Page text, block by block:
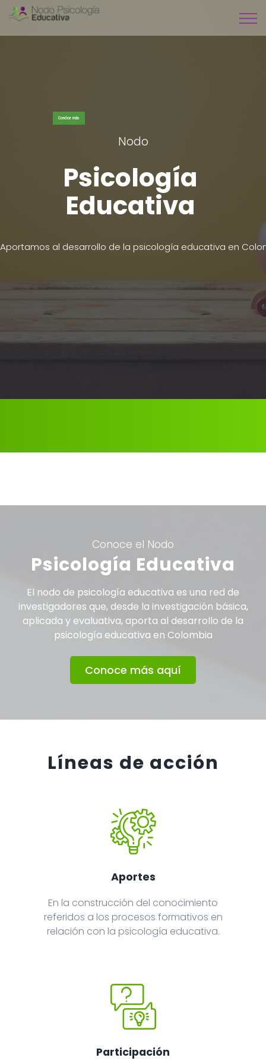
Conóce más
Nodo
Psicología
Educativa
Aportamos al desarrollo de la psicología educativa en
Conoce el Nodo
Psicología Educativa
El nodo de psicología educativa es una red de
investigadores que, desde la investigación básica,
aplicada y evaluativa, aporta al desarrollo de la
psicología educativa en Colombia
Conoce más aquí
Líneas de acción
Aportes
En la construcción del conocimiento
referidos a los procesos formativos en
relación con la psicología educativa.
Participación